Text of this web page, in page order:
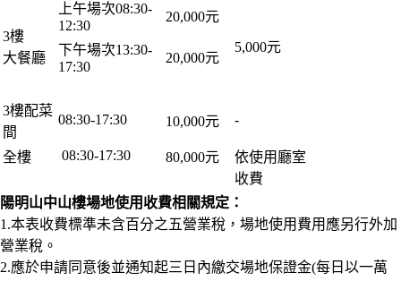
3樓
大餐廳
上午場次08:30-
12:30
20,000元
5,000元
下午場次13:30-
17:30
20,000元
3樓配菜
間
08:30-17:30 10,000元 -
全樓 08:30-17:30 80,000元
依使用廳室
收費
陽明山中山樓場地使用收費相關規定：
1.本表收費標準未含百分之五營業稅，場地使用費用應另行外加
營業稅。
2.應於申請同意後並通知起三日內繳交場地保證金(每日以一萬